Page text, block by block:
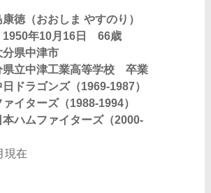
徳（おおしま やすのり）
1950年10月16日 66歳
分県中津市
県立中津工業高等学校 卒業
ドラゴンズ（1969-1987）
ァイターズ（1988-1994）
本ハムファイターズ（2000-
現在